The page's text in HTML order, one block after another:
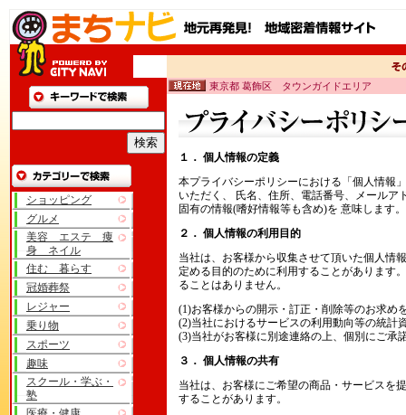
ショッピング
グルメ
美容 エステ 痩
身 ネイル
住む 暮らす
冠婚葬祭
レジャー
乗り物
スポーツ
趣味
スクール・学ぶ・
塾
東京都 葛飾区 タウンガイドエリア
１． 個人情報の定義
本プライバシーポリシーにおける「個人情報
いただく、 氏名、住所、電話番号、メール
固有の情報(嗜好情報等も含め)を 意味します。
２． 個人情報の利用目的
当社は、お客様から収集させて頂いた個人情
定める目的のために利用することがあります
ることはありません。
(1)お客様からの開示・訂正・削除等のお求め
(2)当社におけるサービスの利用動向等の統計
(3)当社がお客様に別途連絡の上、個別にご承
３． 個人情報の共有
当社は、お客様にご希望の商品・サービスを
することがあります。